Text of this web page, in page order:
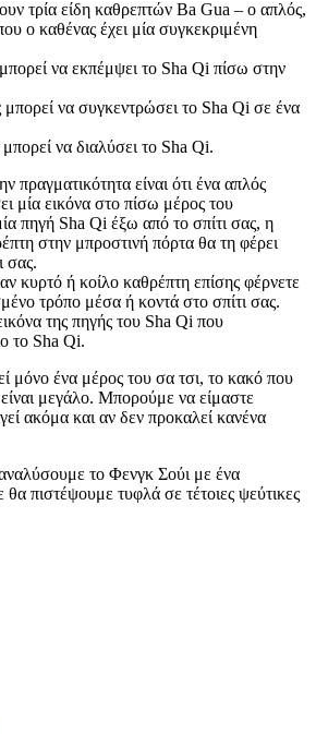
τρία είδη καθρεπτών Ba Gua – ο απλός,
ο καθένας έχει μία συγκεκριμένη
να εκπέμψει το Sha Qi πίσω στην
να συγκεντρώσει το Sha Qi σε ένα
να διαλύσει το Sha Qi.
πραγματικότητα είναι ότι ένα απλός
μία εικόνα στο πίσω μέρος του
πηγή Sha Qi έξω από το σπίτι σας, η
στην μπροστινή πόρτα θα τη φέρει
σας.
κυρτό ή κοίλο καθρέπτη επίσης φέρνετε
τρόπο μέσα ή κοντά στο σπίτι σας.
της πηγής του Sha Qi που
το Sha Qi.
μόνο ένα μέρος του σα τσι, το κακό που
είναι μεγάλο. Μπορούμε να είμαστε
ακόμα και αν δεν προκαλεί κανένα
το Φενγκ Σούι με ένα
πιστέψουμε τυφλά σε τέτοιες ψεύτικες